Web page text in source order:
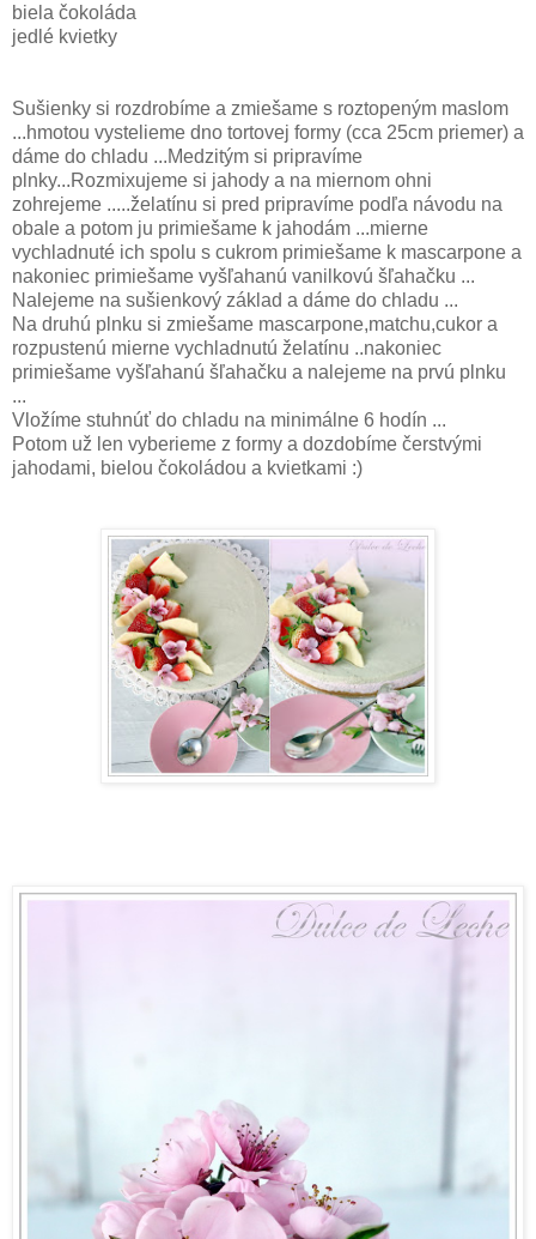
biela čokoláda
jedlé kvietky
Sušienky si rozdrobíme a zmiešame s roztopeným maslom
...hmotou vystelieme dno tortovej formy (cca 25cm priemer) a
dáme do chladu ...Medzitým si pripravíme
plnky...Rozmixujeme si jahody a na miernom ohni
zohrejeme .....želatínu si pred pripravíme podľa návodu na
obale a potom ju primiešame k jahodám ...mierne
vychladnuté ich spolu s cukrom primiešame k mascarpone a
nakoniec primiešame vyšľahanú vanilkovú šľahačku ...
Nalejeme na sušienkový základ a dáme do chladu ...
Na druhú plnku si zmiešame mascarpone,matchu,cukor a
rozpustenú mierne vychladnutú želatínu ..nakoniec
primiešame vyšľahanú šľahačku a nalejeme na prvú plnku
...
Vložíme stuhnúť do chladu na minimálne 6 hodín ...
Potom už len vyberieme z formy a dozdobíme čerstvými
jahodami, bielou čokoládou a kvietkami :)